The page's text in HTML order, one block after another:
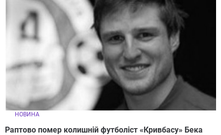
НОВИНА
Раптово помер колишній футболіст «Кривбасу» Бека